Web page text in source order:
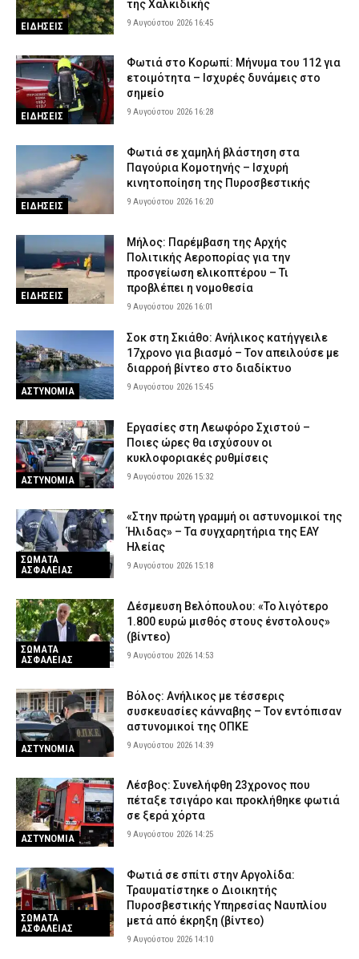
Ρόδος: Οδηγός τράκαρε σταθμευμένο αυτοκίνητο, παρέσυρε
72χρονο και διέφυγε (βίντεο)
Ηράκλειο: Συνελήφθησαν δύο άτομα για ναρκωτικά – Βρέθηκαν
400 γραμμάρια κάνναβης, ζυγαριά και χάπια σε σπίτι
ΑΣΤΥΝΟΜΙΑ 9 Αυγούστου 2026 09:10
ΕΙΔΗΣΕΙΣ
της Χαλκιδικής
9 Αυγούστου 2026 16:45
ΕΙΔΗΣΕΙΣ
Φωτιά στο Κορωπί: Μήνυμα του 112 για
ετοιμότητα – Ισχυρές δυνάμεις στο
σημείο
9 Αυγούστου 2026 16:28
ΕΙΔΗΣΕΙΣ
Φωτιά σε χαμηλή βλάστηση στα
Παγούρια Κομοτηνής – Ισχυρή
κινητοποίηση της Πυροσβεστικής
9 Αυγούστου 2026 16:20
ΕΙΔΗΣΕΙΣ
Μήλος: Παρέμβαση της Αρχής
Πολιτικής Αεροπορίας για την
προσγείωση ελικοπτέρου – Τι
προβλέπει η νομοθεσία
9 Αυγούστου 2026 16:01
ΑΣΤΥΝΟΜΙΑ
Σοκ στη Σκιάθο: Ανήλικος κατήγγειλε
17χρονο για βιασμό – Τον απειλούσε με
διαρροή βίντεο στο διαδίκτυο
9 Αυγούστου 2026 15:45
ΑΣΤΥΝΟΜΙΑ
Εργασίες στη Λεωφόρο Σχιστού –
Ποιες ώρες θα ισχύσουν οι
κυκλοφοριακές ρυθμίσεις
9 Αυγούστου 2026 15:32
ΣΩΜΑΤΑ
ΑΣΦΑΛΕΙΑΣ
«Στην πρώτη γραμμή οι αστυνομικοί της
Ήλιδας» – Τα συγχαρητήρια της ΕΑΥ
Ηλείας
9 Αυγούστου 2026 15:18
ΣΩΜΑΤΑ
ΑΣΦΑΛΕΙΑΣ
Δέσμευση Βελόπουλου: «Το λιγότερο
1.800 ευρώ μισθός στους ένστολους»
(βίντεο)
9 Αυγούστου 2026 14:53
ΑΣΤΥΝΟΜΙΑ
Βόλος: Ανήλικος με τέσσερις
συσκευασίες κάνναβης – Τον εντόπισαν
αστυνομικοί της ΟΠΚΕ
9 Αυγούστου 2026 14:39
ΑΣΤΥΝΟΜΙΑ
Λέσβος: Συνελήφθη 23χρονος που
πέταξε τσιγάρο και προκλήθηκε φωτιά
σε ξερά χόρτα
9 Αυγούστου 2026 14:25
ΣΩΜΑΤΑ
ΑΣΦΑΛΕΙΑΣ
Φωτιά σε σπίτι στην Αργολίδα:
Τραυματίστηκε o Διοικητής
Πυροσβεστικής Υπηρεσίας Ναυπλίου
μετά από έκρηξη (βίντεο)
9 Αυγούστου 2026 14:10